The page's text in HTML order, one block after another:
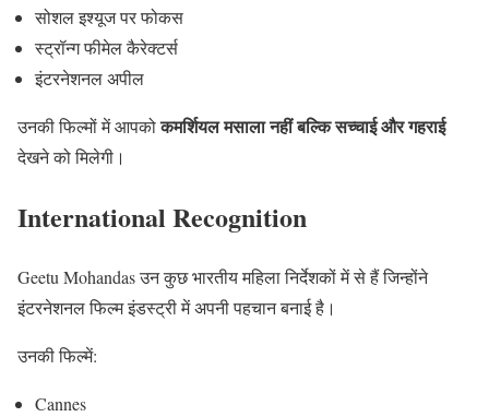
सोशल इश्यूज पर फोकस
स्ट्रॉन्ग फीमेल कैरेक्टर्स
इंटरनेशनल अपील
उनकी फिल्मों में आपकोकमर्शियल मसाला नहीं बल्कि सच्चाई और गहराई
देखने को मिलेगी।
International Recognition
Geetu Mohandas उन कुछ भारतीय महिला निर्देशकों में से हैं जिन्होंने
इंटरनेशनल फिल्म इंडस्ट्री में अपनी पहचान बनाई है।
उनकी फिल्में:
Cannes